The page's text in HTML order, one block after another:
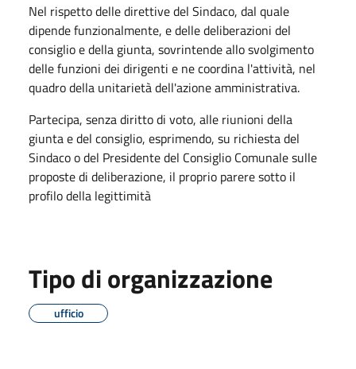
Nel rispetto delle direttive del Sindaco, dal quale
dipende funzionalmente, e delle deliberazioni del
consiglio e della giunta, sovrintende allo svolgimento
delle funzioni dei dirigenti e ne coordina l'attività, nel
quadro della unitarietà dell'azione amministrativa.
Partecipa, senza diritto di voto, alle riunioni della
giunta e del consiglio, esprimendo, su richiesta del
Sindaco o del Presidente del Consiglio Comunale sulle
proposte di deliberazione, il proprio parere sotto il
profilo della legittimità
Tipo di organizzazione
ufficio